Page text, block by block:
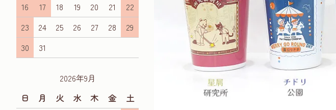
16
17 18 19 20 21
22
23
24 25 26 27 28
29
30
31
2026年9月
日
月 火 水 木 金
土